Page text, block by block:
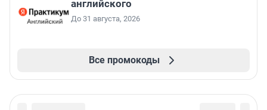
английского
До 31 августа, 2026
Все промокоды